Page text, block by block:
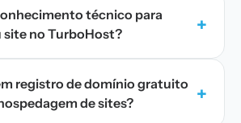
técnico para
site no TurboHost?
+
registro de domínio gratuito
de sites?
+